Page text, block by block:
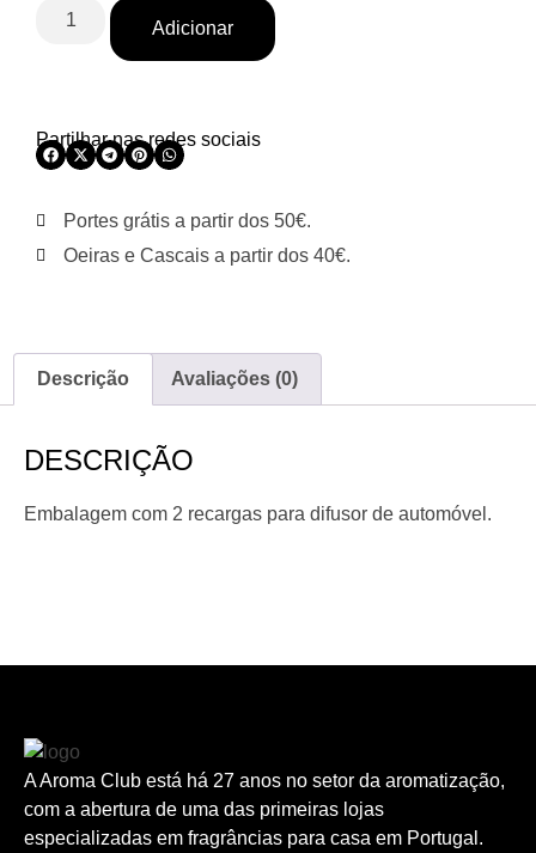
Adicionar
Partilhar nas redes sociais
Portes grátis a partir dos 50€.
Oeiras e Cascais a partir dos 40€.
Descrição Avaliações (0)
DESCRIÇÃO
Embalagem com 2 recargas para difusor de automóvel.
A Aroma Club está há 27 anos no setor da aromatização,
com a abertura de uma das primeiras lojas
especializadas em fragrâncias para casa em Portugal.